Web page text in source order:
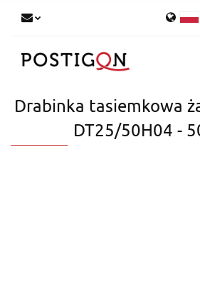
German
Drabinka tasiemkowa
DT25/50H04 -